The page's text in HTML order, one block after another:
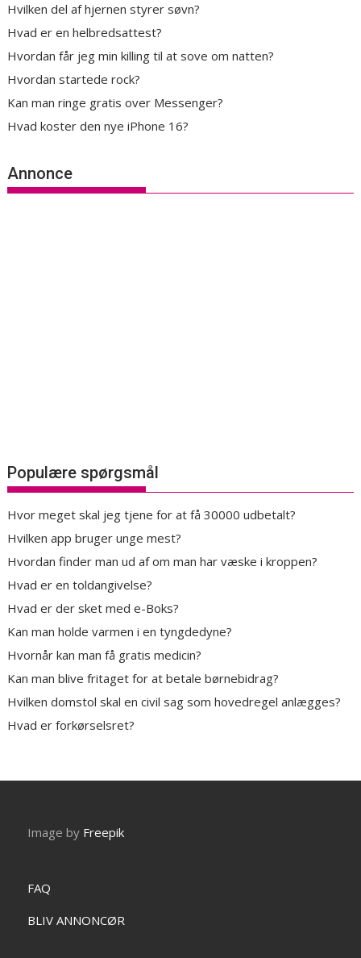
Hvilken del af hjernen styrer søvn?
Hvad er en helbredsattest?
Hvordan får jeg min killing til at sove om natten?
Hvordan startede rock?
Kan man ringe gratis over Messenger?
Hvad koster den nye iPhone 16?
Annonce
Populære spørgsmål
Hvor meget skal jeg tjene for at få 30000 udbetalt?
Hvilken app bruger unge mest?
Hvordan finder man ud af om man har væske i kroppen?
Hvad er en toldangivelse?
Hvad er der sket med e-Boks?
Kan man holde varmen i en tyngdedyne?
Hvornår kan man få gratis medicin?
Kan man blive fritaget for at betale børnebidrag?
Hvilken domstol skal en civil sag som hovedregel anlægges?
Hvad er forkørselsret?
Image by Freepik
FAQ
BLIV ANNONCØR